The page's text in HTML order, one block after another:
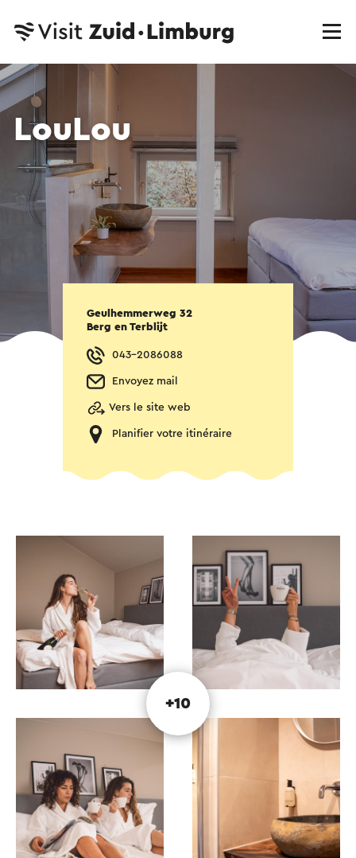
LouLou
Geulhemmerweg 32
Berg en Terblijt
043-2086088
Envoyez mail
Vers le site web
Planifier votre itinéraire
+10